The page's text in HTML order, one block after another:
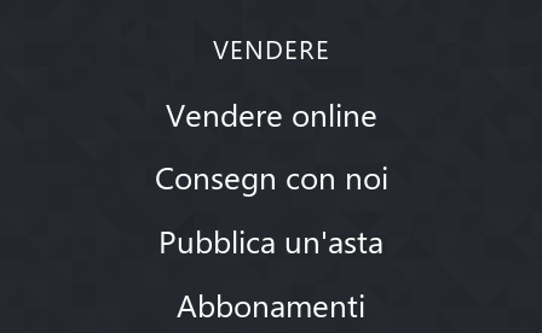
VENDERE
Vendere online
Consegn con noi
Pubblica un'asta
Abbonamenti